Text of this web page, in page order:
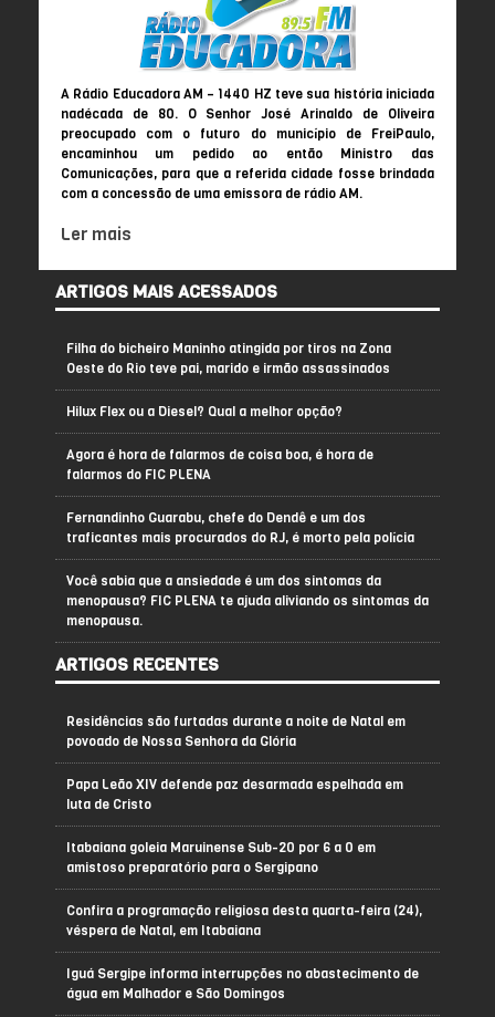
A Rádio Educadora AM – 1440 HZ teve sua história iniciada
nadécada de 80. O Senhor José Arinaldo de Oliveira
preocupado com o futuro do município de FreiPaulo,
encaminhou um pedido ao então Ministro das
Comunicações, para que a referida cidade fosse brindada
com a concessão de uma emissora de rádio AM.
Ler mais
ARTIGOS MAIS ACESSADOS
Filha do bicheiro Maninho atingida por tiros na Zona
Oeste do Rio teve pai, marido e irmão assassinados
Hilux Flex ou a Diesel? Qual a melhor opção?
Agora é hora de falarmos de coisa boa, é hora de
falarmos do FIC PLENA
Fernandinho Guarabu, chefe do Dendê e um dos
traficantes mais procurados do RJ, é morto pela polícia
Você sabia que a ansiedade é um dos sintomas da
menopausa? FIC PLENA te ajuda aliviando os sintomas da
menopausa.
ARTIGOS RECENTES
Residências são furtadas durante a noite de Natal em
povoado de Nossa Senhora da Glória
Papa Leão XIV defende paz desarmada espelhada em
luta de Cristo
Itabaiana goleia Maruinense Sub-20 por 6 a 0 em
amistoso preparatório para o Sergipano
Confira a programação religiosa desta quarta-feira (24),
véspera de Natal, em Itabaiana
Iguá Sergipe informa interrupções no abastecimento de
água em Malhador e São Domingos